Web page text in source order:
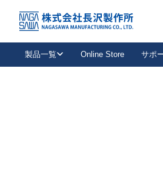
製品一覧 Online Store サポ
KSS加盟店・取扱店情報
店舗一覧